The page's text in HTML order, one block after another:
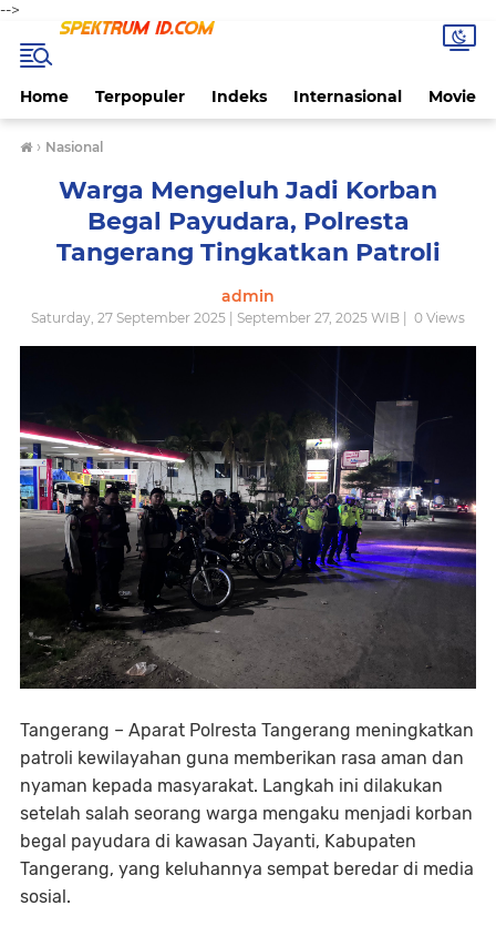
-->
Home Terpopuler Indeks Internasional Movie
› Nasional
Warga Mengeluh Jadi Korban
Begal Payudara, Polresta
Tangerang Tingkatkan Patroli
admin
Saturday, 27 September 2025 | September 27, 2025 WIB | 0 Views
Tangerang – Aparat Polresta Tangerang meningkatkan
patroli kewilayahan guna memberikan rasa aman dan
nyaman kepada masyarakat. Langkah ini dilakukan
setelah salah seorang warga mengaku menjadi korban
begal payudara di kawasan Jayanti, Kabupaten
Tangerang, yang keluhannya sempat beredar di media
sosial.